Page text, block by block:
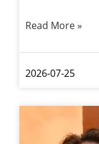
Read More »
2026-07-25